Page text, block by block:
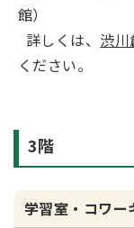
館）
詳しくは、 渋
ください。
3階
学習室・コワー